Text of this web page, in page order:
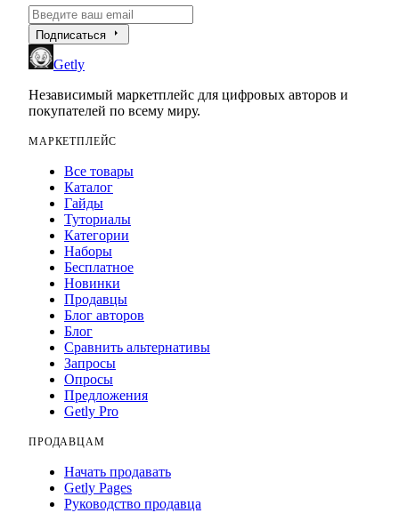
Подписаться arrow_right
Getly
Независимый маркетплейс для цифровых авторов и
покупателей по всему миру.
МАРКЕТПЛЕЙС
Все товары
Каталог
Гайды
Туториалы
Категории
Наборы
Бесплатное
Новинки
Продавцы
Блог авторов
Блог
Сравнить альтернативы
Запросы
Опросы
Предложения
Getly Pro
ПРОДАВЦАМ
Начать продавать
Getly Pages
Руководство продавца